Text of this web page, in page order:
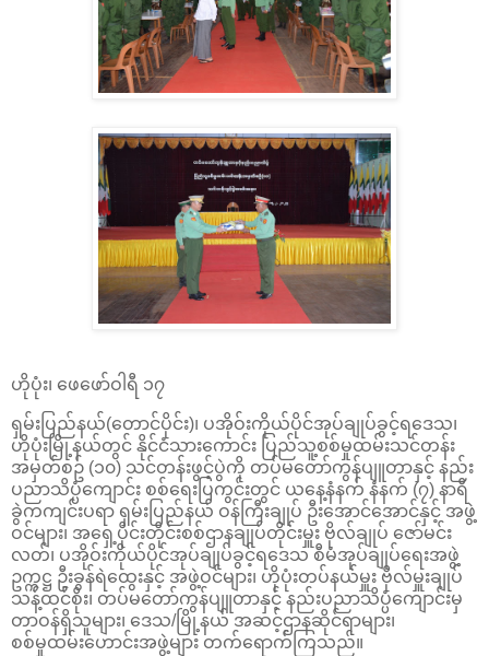
ဟိုပုံး၊ ဖေဖော်ဝါရီ ၁၇
ရှမ်းပြည်နယ်(‌တောင်ပိုင်း)၊ ပအိုဝ်းကိုယ်ပိုင်အုပ်ချုပ်ခွင့်ရဒေသ၊
ဟိုပုံးမြို့နယ်တွင် နိုင်ငံသားကောင်း ပြည်သူ့စစ်မှုထမ်းသင်တန်း
အမှတ်စဥ် (၁၀) သင်တန်းဖွင့်ပွဲကို တပ်မတော်ကွန်ပျူတာနှင့် နည်း
ပညာသိပ္ပံကျောင်း စစ်ရေးပြကွင်းတွင် ယနေ့နံနက် နံနက် (၇) နာရီ
ခွဲကကျင်းပရာ ရှမ်းပြည်နယ် ဝန်ကြီးချုပ် ဦးအောင်အောင်နှင့် အဖွဲ့
ဝင်များ၊ အရှေ့ပိုင်းတိုင်းစစ်ဌာနချုပ်တိုင်းမှူး ဗိုလ်ချုပ် ဇော်မင်း
လတ်၊ ပအိုဝ်းကိုယ်ပိုင်အုပ်ချုပ်ခွင့်ရဒေသ စီမံအုပ်ချုပ်ရေးအဖွဲ့
ဥက္ကဋ္ဌ ဦးခွန်ရဲထွေးနှင့် အဖွဲ့ဝင်များ၊ ဟိုပုံးတပ်နယ်မှူး ဗိုလ်မှူးချုပ်
သန့်ထင်စိုး၊ တပ်မတော်ကွန်ပျူတာနှင့် နည်းပညာသိပ္ပံကျောင်းမှ
တာဝန်ရှိသူများ၊ ဒေသ/မြို့နယ် အဆင့်ဌာနဆိုင်ရာများ၊
စစ်မှုထမ်းဟောင်းအဖွဲ့များ တက်ရောက်ကြသည်။